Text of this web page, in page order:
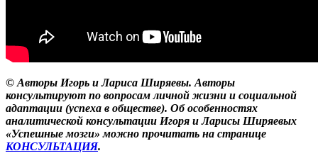
© Авторы Игорь и Лариса Ширяевы. Авторы
консультируют по вопросам личной жизни и социальной
адаптации (успеха в обществе). Об особенностях
аналитической консультации Игоря и Ларисы Ширяевых
«Успешные мозги» можно прочитать на странице
КОНСУЛЬТАЦИЯ.